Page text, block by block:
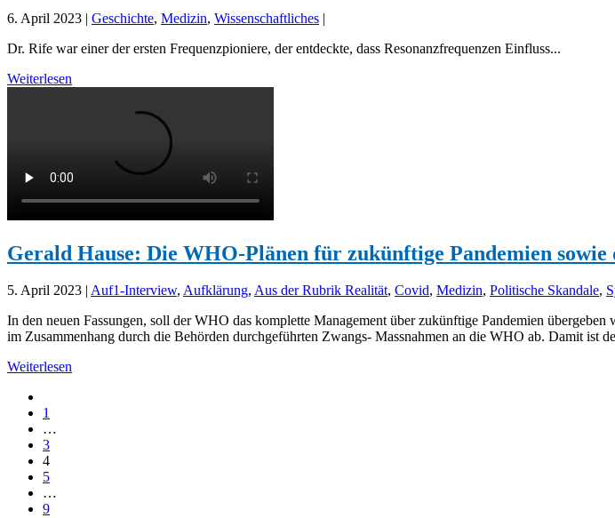
6. April 2023 | Geschichte, Medizin, Wissenschaftliches |
Dr. Rife war einer der ersten Frequenzpioniere, der entdeckte, dass Resonanzfrequenzen Einfluss...
Weiterlesen
Gerald Hause: Die WHO-Plänen für zukünftige Pandemien sowie
5. April 2023 Auf1-Interview, Aufklärung, Aus der Rubrik Realität, Covid, Medizin, Politische Skandale,
In den neuen Fassungen, soll der WHO das komplette Management über zukünftige Pandemien
im Zusammenhang durch die Behörden durchgeführten Zwangs- Massnahmen an die WHO ab. Damit ist
Weiterlesen
1
…
3
4
5
…
9